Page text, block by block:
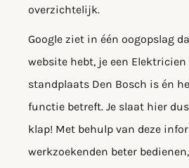
overzichtelijk.
Google ziet in één oogopslag
website hebt, je een Elektricien
standplaats Den Bosch is én
functie betreft. Je slaat hier
klap! Met behulp van deze
werkzoekenden beter